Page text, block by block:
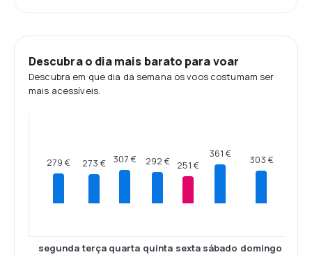
Descubra o dia mais barato para voar
Descubra em que dia da semana os voos costumam ser
mais acessíveis.
279 €
segunda
273 €
terça
307 €
quarta
292 €
quinta
251 €
sexta
361 €
sábado
303 €
domingo